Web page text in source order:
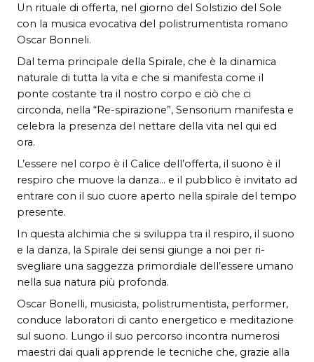
Un rituale di offerta, nel giorno del Solstizio del Sole
con la musica evocativa del polistrumentista romano
Oscar Bonneli.
Dal tema principale della Spirale, che è la dinamica
naturale di tutta la vita e che si manifesta come il
ponte costante tra il nostro corpo e ciò che ci
circonda, nella “Re-spirazione”, Sensorium manifesta e
celebra la presenza del nettare della vita nel qui ed
ora.
L’essere nel corpo è il Calice dell’offerta, il suono è il
respiro che muove la danza… e il pubblico è invitato ad
entrare con il suo cuore aperto nella spirale del tempo
presente.
In questa alchimia che si sviluppa tra il respiro, il suono
e la danza, la Spirale dei sensi giunge a noi per ri-
svegliare una saggezza primordiale dell’essere umano
nella sua natura più profonda.
Oscar Bonelli, musicista, polistrumentista, performer,
conduce laboratori di canto energetico e meditazione
sul suono. Lungo il suo percorso incontra numerosi
maestri dai quali apprende le tecniche che, grazie alla